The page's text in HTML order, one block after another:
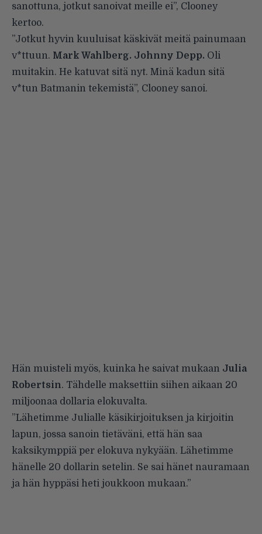
sanottuna, jotkut sanoivat meille ei”, Clooney
kertoo.
”Jotkut hyvin kuuluisat käskivät meitä painumaan
v*ttuun. Mark Wahlberg. Johnny Depp. Oli
muitakin. He katuvat sitä nyt. Minä kadun sitä
v*tun Batmanin tekemistä”, Clooney sanoi.
Hän muisteli myös, kuinka he saivat mukaan Julia
Robertsin. Tähdelle maksettiin siihen aikaan 20
miljoonaa dollaria elokuvalta.
”Lähetimme Julialle käsikirjoituksen ja kirjoitin
lapun, jossa sanoin tietäväni, että hän saa
kaksikymppiä per elokuva nykyään. Lähetimme
hänelle 20 dollarin setelin. Se sai hänet nauramaan
ja hän hyppäsi heti joukkoon mukaan.”